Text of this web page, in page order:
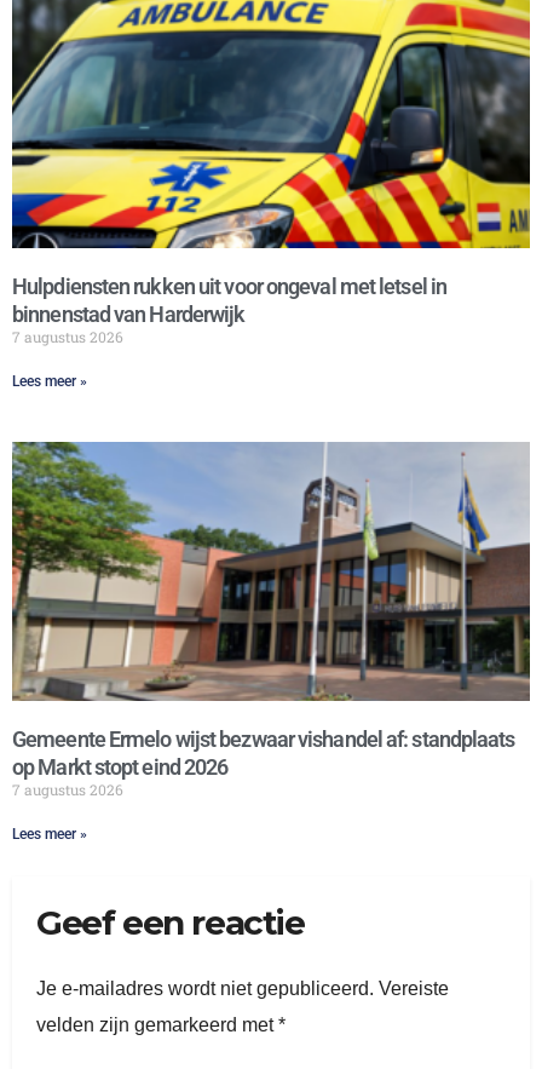
Hulpdiensten rukken uit voor ongeval met letsel in
binnenstad van Harderwijk
7 augustus 2026
Lees meer »
Gemeente Ermelo wijst bezwaar vishandel af: standplaats
op Markt stopt eind 2026
7 augustus 2026
Lees meer »
Geef een reactie
Je e-mailadres wordt niet gepubliceerd. Vereiste
velden zijn gemarkeerd met*